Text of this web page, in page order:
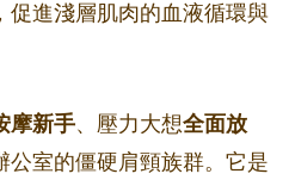
促進淺層肌肉的血液循環與
摩新手、壓力大想全面放
公室的僵硬肩頸族群。它是